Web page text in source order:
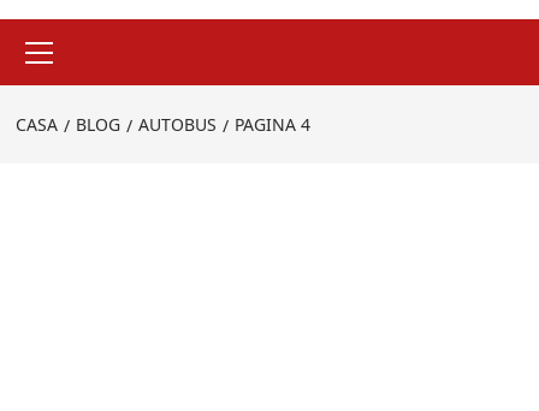
principale
CASA BLOG AUTOBUS PAGINA 4